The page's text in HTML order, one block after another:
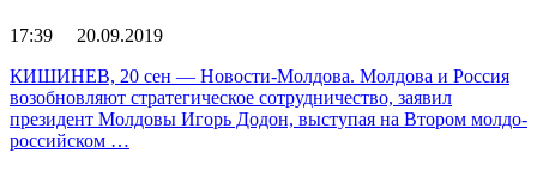
17:39 20.09.2019
КИШИНЕВ, 20 сен — Новости-Молдова. Молдова и Россия
возобновляют стратегическое сотрудничество, заявил
президент Молдовы Игорь Додон, выступая на Втором молдо-
российском …